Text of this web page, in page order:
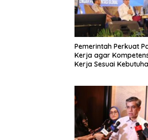
Pemerintah Perkuat
Kerja agar
Kerja Sesuai